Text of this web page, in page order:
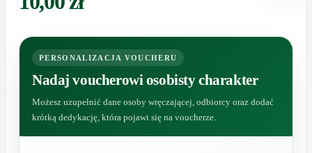
PERSONALIZACJA VOUCHERU
Nadaj voucherowi osobisty charakter
Możesz uzupełnić dane osoby wręczającej, odbiorcy oraz dodać
krótką dedykację, która pojawi się na voucherze.